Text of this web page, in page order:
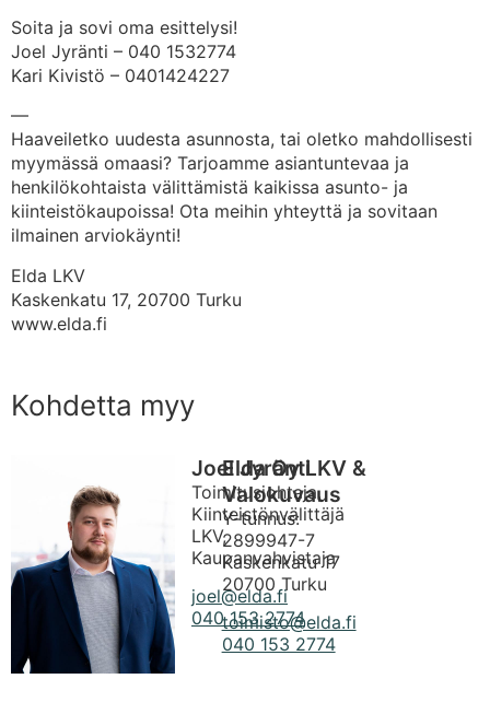
Soita ja sovi oma esittelysi!
Joel Jyränti – 040 1532774
Kari Kivistö – 0401424227
—
Haaveiletko uudesta asunnosta, tai oletko mahdollisesti
myymässä omaasi? Tarjoamme asiantuntevaa ja
henkilökohtaista välittämistä kaikissa asunto- ja
kiinteistökaupoissa! Ota meihin yhteyttä ja sovitaan
ilmainen arviokäynti!
Elda LKV
Kaskenkatu 17, 20700 Turku
www.elda.fi
Kohdetta myy
Joel Jyränti
Toimitusjohtaja,
Kiinteistönvälittäjä
LKV,
Kaupanvahvistaja
joel@elda.fi
040 153 2774
Elda Oy LKV &
Valokuvaus
Y-tunnus:
2899947-7
Kaskenkatu 17
20700 Turku
toimisto@elda.fi
040 153 2774